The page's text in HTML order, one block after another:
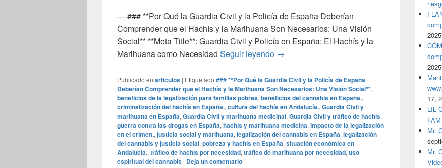
— ### **Por Qué la Guardia Civil y la Policía de España Deberían
Comprender que el Hachís y la Marihuana Son Necesarios: Una Visión
Social** **Meta Title**: Guardia Civil y Policía en España: El Hachís y la
Marihuana como Necesidad Seguir leyendo ### **Por Qué la Guardia Civil y la Policía
→
Publicado en articulos | Etiquetado ### **Por Qué la Guardia Civil y la Policía de España
Deberían Comprender que el Hachís y la Marihuana Son Necesarios: Una Visión Social**,
beneficios de la legalización para familias pobres, beneficios del cannabis en España.,
criminalización del hachís en España., cultura del hachís en Andalucía., Guardia Civil y
marihuana en España, Guardia Civil y marihuana medicinal, Guardia Civil y tráfico de hachís,
guerra contra las drogas en España, hachís y marihuana medicina, impacto de la legalización
en el crimen., justicia social y marihuana, legalización del cannabis en España, legalización
del cannabis y justicia social, pobreza y hachís en España, situación económica en
Andalucía., tráfico de hachís por necesidad, tráfico de marihuana por necesidad, uso
espiritual del cannabis | Deja un comentario
2025
2025
17,
LIL
FAM
Mr.
Mr.